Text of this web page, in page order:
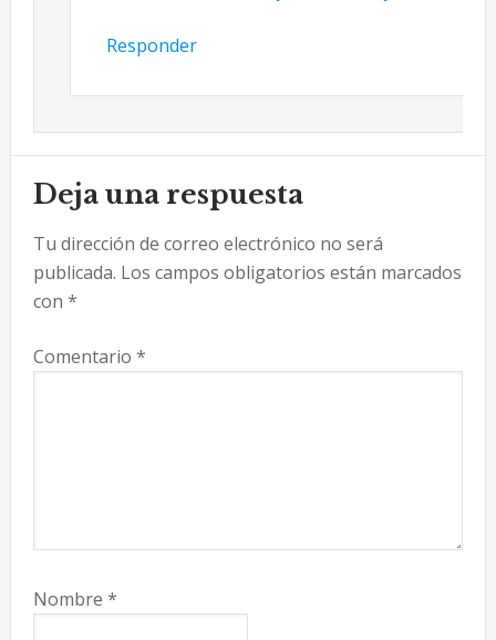
Responder
Deja una respuesta
Tu dirección de correo electrónico no será
publicada. Los campos obligatorios están marcados
con *
Comentario *
Nombre *